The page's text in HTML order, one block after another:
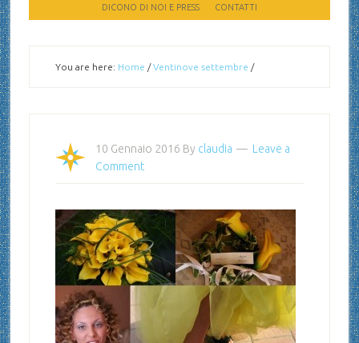
DICONO DI NOI E PRESS CONTATTI
You are here: Home / Ventinove settembre /
10 Gennaio 2016 By claudia
Leave a
Comment